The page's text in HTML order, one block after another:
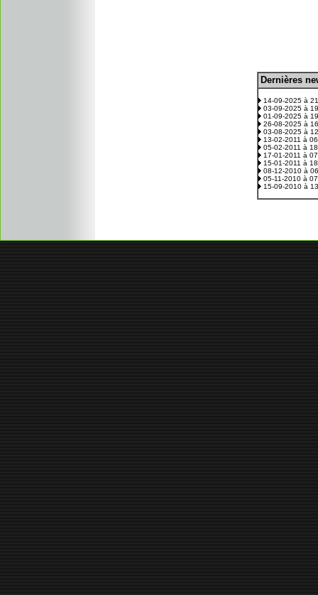
Dernières
14-09-2025 à
03-09-2025 à
01-09-2025 à
26-08-2025 à
03-08-2025 à
13-02-2011 à
05-02-2011 à
17-01-2011 à
15-01-2011 à
08-12-2010 à
05-11-2010 à
15-09-2010 à